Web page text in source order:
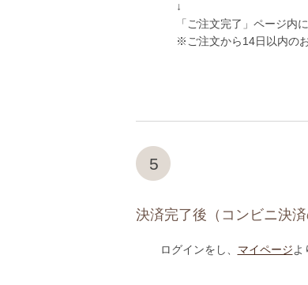
↓
「ご注文完了」ページ内
※ご注文から14日以内の
5
決済完了後（コンビニ決
ログインをし、 マイページよ